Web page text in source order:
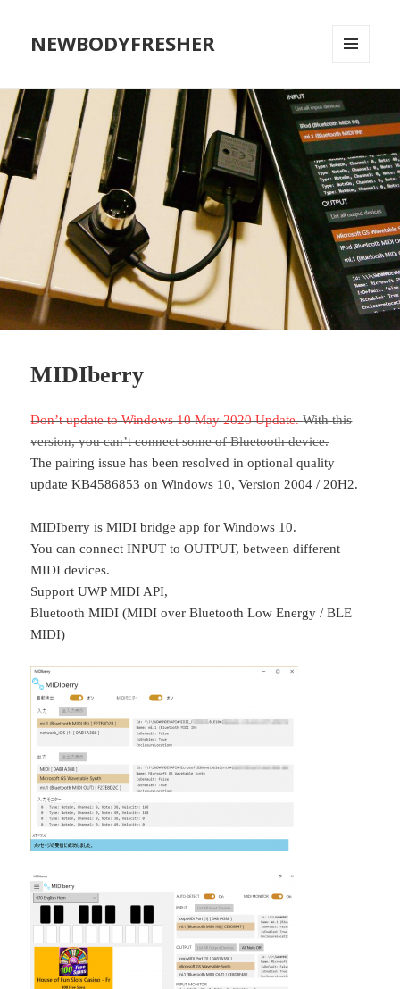
NEWBODYFRESHER
WIDGETS
MIDIberry
Don’t update to Windows 10 May 2020 Update.With this
version, you can’t connect some of Bluetooth device.
The pairing issue has been resolved in optional quality
update KB4586853 on Windows 10, Version 2004 / 20H2.
MIDIberry is MIDI bridge app for Windows 10.
You can connect INPUT to OUTPUT, between different
MIDI devices.
Support UWP MIDI API,
Bluetooth MIDI (MIDI over Bluetooth Low Energy / BLE
MIDI)